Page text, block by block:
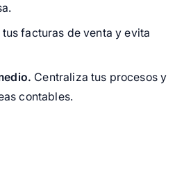
facturas de venta y evita
Centraliza tus procesos y
contables.